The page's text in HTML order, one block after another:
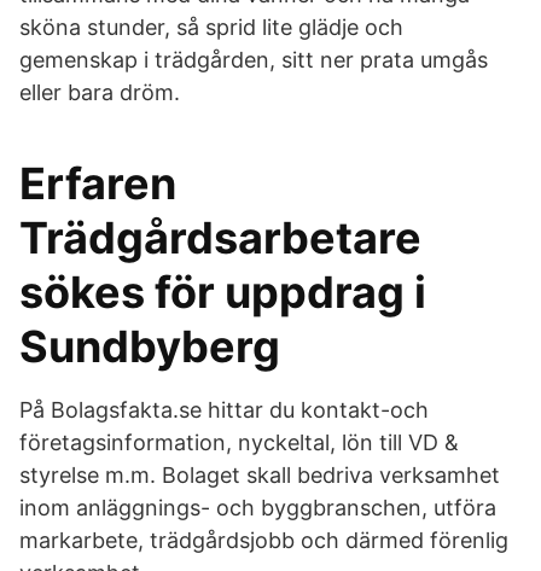
sköna stunder, så sprid lite glädje och
gemenskap i trädgården, sitt ner prata umgås
eller bara dröm.
Erfaren
Trädgårdsarbetare
sökes för uppdrag i
Sundbyberg
På Bolagsfakta.se hittar du kontakt-och
företagsinformation, nyckeltal, lön till VD &
styrelse m.m. Bolaget skall bedriva verksamhet
inom anläggnings- och byggbranschen, utföra
markarbete, trädgårdsjobb och därmed förenlig